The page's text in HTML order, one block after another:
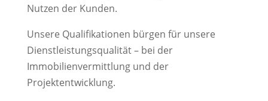
Nutzen der Kunden.
Unsere Qualifikationen bürgen für unsere
Dienstleistungsqualität – bei der
Immobilienvermittlung und der
Projektentwicklung.